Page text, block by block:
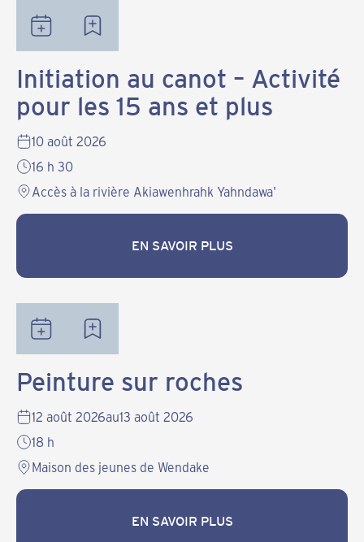
Initiation au canot – Activité
pour les 15 ans et plus
10 août 2026
16 h 30
Accès à la rivière Akiawenhrahk Yahndawa'
EN SAVOIR PLUS
EN SAVOIR PLUS
Peinture sur roches
12 août 2026au13 août 2026
18 h
Maison des jeunes de Wendake
EN SAVOIR PLUS
EN SAVOIR PLUS